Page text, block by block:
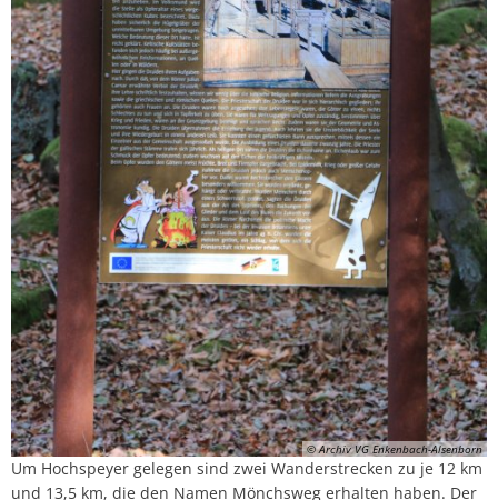
© Archiv VG Enkenbach-Alsenborn
Um Hochspeyer gelegen sind zwei Wanderstrecken zu je 12 km
und 13,5 km, die den Namen Mönchsweg erhalten haben. Der